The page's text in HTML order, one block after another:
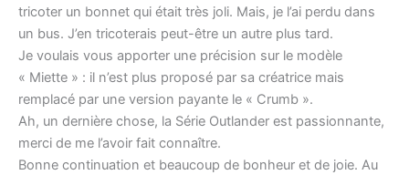
tricoter un bonnet qui était très joli. Mais, je l’ai perdu dans
un bus. J’en tricoterais peut-être un autre plus tard.
Je voulais vous apporter une précision sur le modèle
« Miette » : il n’est plus proposé par sa créatrice mais
remplacé par une version payante le « Crumb ».
Ah, un dernière chose, la Série Outlander est passionnante,
merci de me l’avoir fait connaître.
Bonne continuation et beaucoup de bonheur et de joie. Au